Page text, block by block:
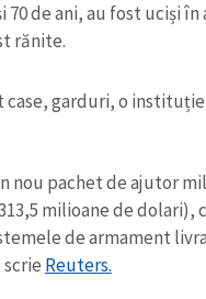
70 de ani, au fost uciși
rănite.
garduri, o instituție
nou pachet de ajutor
milioane de
de armament
Reuters.